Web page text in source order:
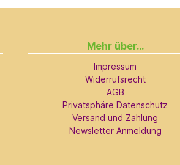
Mehr über...
Impressum
Widerrufsrecht
AGB
Privatsphäre Datenschutz
Versand und Zahlung
Newsletter Anmeldung